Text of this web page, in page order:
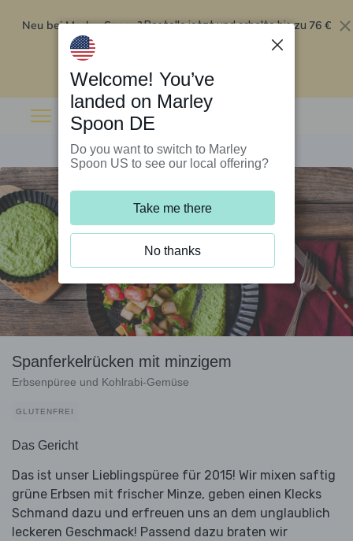
Neu bei Marley Spoon?Bestelle jetzt und erhalte bis zu 76 €
Rabatt auf deine ersten fünf Boxen
Spanferkelrücken mit minzigem
Erbsenpüree und Kohlrabi-Gemüse
GLUTENFREI
Das Gericht
Das ist unser Lieblingspüree für 2015! Wir mixen saftig
grüne Erbsen mit frischer Minze, geben einen Klecks
Schmand dazu und erfreuen uns an dem unglaublich
leckeren Geschmack! Passend dazu braten wir
Welcome! You’ve
landed on Marley
Spoon DE
Do you want to switch to Marley
Spoon US to see our local offering?
Take me there
No thanks